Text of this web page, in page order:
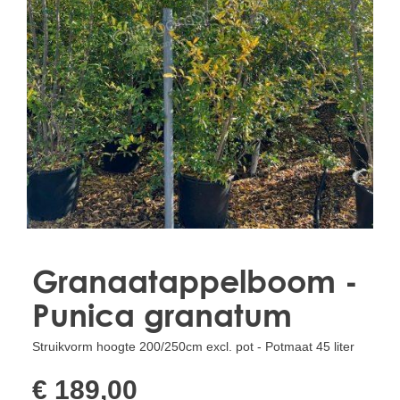
Treesafe
VORSTBESCHERMINGVOORBOMEN.NL
WINTERSCHUTZFUERBAEUME.DE
FROSTPROTECTIONFORTREES.CO.UK
Terracotta
TERRACOTTA.NL
TERRACOTTA.BE
TERRAKOTTA.DE
Granaatappelboom -
Punica granatum
Struikvorm hoogte 200/250cm excl. pot - Potmaat 45 liter
€ 189,00